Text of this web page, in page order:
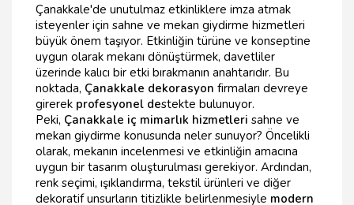
Çanakkale'de unutulmaz etkinliklere imza atmak
isteyenler için sahne ve mekan giydirme hizmetleri
büyük önem taşıyor. Etkinliğin türüne ve konseptine
uygun olarak mekanı dönüştürmek, davetliler
üzerinde kalıcı bir etki bırakmanın anahtarıdır. Bu
noktada, Çanakkale dekorasyon firmaları devreye
girerek profesyonel destekte bulunuyor.
Peki, Çanakkale iç mimarlık hizmetleri sahne ve
mekan giydirme konusunda neler sunuyor? Öncelikli
olarak, mekanın incelenmesi ve etkinliğin amacına
uygun bir tasarım oluşturulması gerekiyor. Ardından,
renk seçimi, ışıklandırma, tekstil ürünleri ve diğer
dekoratif unsurların titizlikle belirlenmesiyle modern